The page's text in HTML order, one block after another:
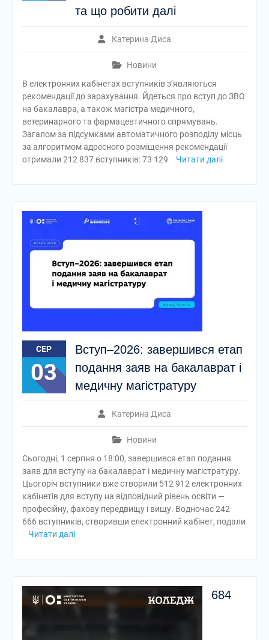
та що робити далі
Катерина Диса
Новини
В електронних кабінетах вступників зʼявляються
рекомендації до зарахування. Йдеться про вступ до ЗВО
на бакалавра, а також магістра медичного,
ветеринарного та фармацевтичного спрямувань.
Загалом за підсумками автоматичного розподілу місць
за алгоритмом адресного розміщення рекомендації
отримали 212 837 вступників: 73 129
Читати далі
СЕР
03
Вступ–2026: завершився етап
подання заяв на бакалаврат і
медичну магістратуру
Катерина Диса
Новини
Сьогодні, 1 серпня о 18:00, завершився етап подання
заяв для вступу на бакалаврат і медичну магістратуру.
Цьогоріч вступники вже створили 512 912 електронних
кабінетів для вступу на відповідний рівень освіти —
професійну, фахову передвищу і вищу. Водночас 242
666 вступників, створивши електронний кабінет, подали
Читати далі
684